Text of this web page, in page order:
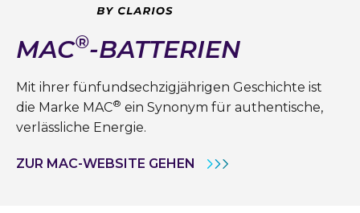
MAC®-BATTERIEN
Mit ihrer fünfundsechzigjährigen Geschichte ist
die Marke MAC® ein Synonym für authentische,
verlässliche Energie.
ZUR MAC-WEBSITE GEHEN